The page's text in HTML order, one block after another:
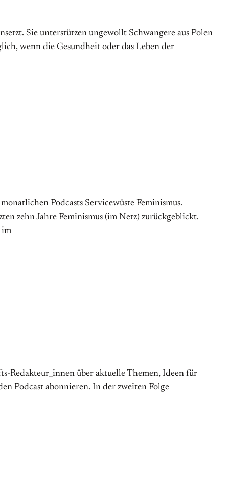
Sie unterstützen ungewollt Schwangere aus Polen
wenn die Gesundheit oder das Leben der
Podcasts Servicewüste Feminismus.
zehn Jahre Feminismus (im Netz) zurückgeblickt.
im
Redakteur_innen über aktuelle Themen, Ideen für
Podcast abonnieren. In der zweiten Folge